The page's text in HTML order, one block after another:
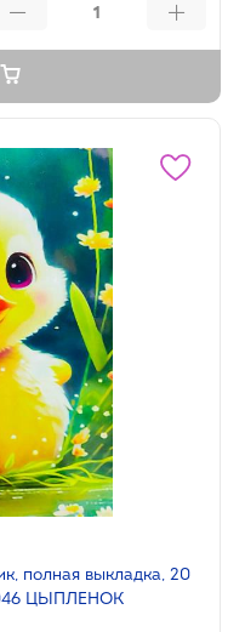
полная выкладка, 20
ЦЫПЛЕНОК